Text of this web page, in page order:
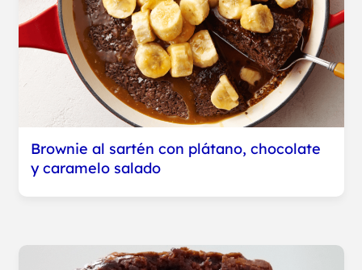
Brownie al sartén con plátano, chocolate
y caramelo salado